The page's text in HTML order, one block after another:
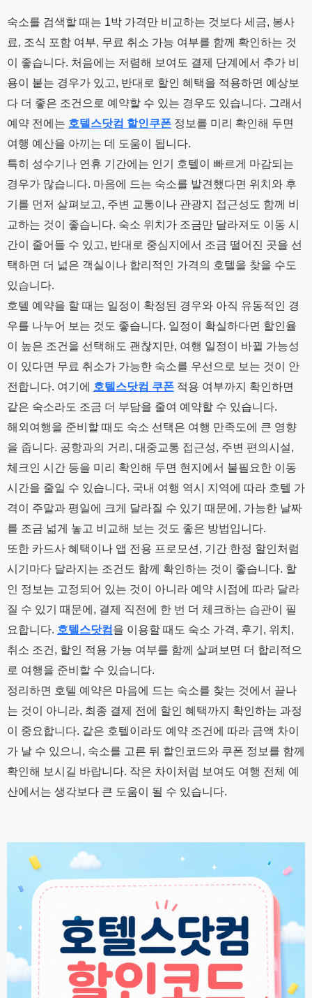
숙소를 검색할 때는 1박 가격만 비교하는 것보다 세금, 봉사
료, 조식 포함 여부, 무료 취소 가능 여부를 함께 확인하는 것
이 좋습니다. 처음에는 저렴해 보여도 결제 단계에서 추가 비
용이 붙는 경우가 있고, 반대로 할인 혜택을 적용하면 예상보
다 더 좋은 조건으로 예약할 수 있는 경우도 있습니다. 그래서
예약 전에는 호텔스닷컴 할인쿠폰 정보를 미리 확인해 두면
여행 예산을 아끼는 데 도움이 됩니다.
특히 성수기나 연휴 기간에는 인기 호텔이 빠르게 마감되는
경우가 많습니다. 마음에 드는 숙소를 발견했다면 위치와 후
기를 먼저 살펴보고, 주변 교통이나 관광지 접근성도 함께 비
교하는 것이 좋습니다. 숙소 위치가 조금만 달라져도 이동 시
간이 줄어들 수 있고, 반대로 중심지에서 조금 떨어진 곳을 선
택하면 더 넓은 객실이나 합리적인 가격의 호텔을 찾을 수도
있습니다.
호텔 예약을 할 때는 일정이 확정된 경우와 아직 유동적인 경
우를 나누어 보는 것도 좋습니다. 일정이 확실하다면 할인율
이 높은 조건을 선택해도 괜찮지만, 여행 일정이 바뀔 가능성
이 있다면 무료 취소가 가능한 숙소를 우선으로 보는 것이 안
전합니다. 여기에 호텔스닷컴 쿠폰 적용 여부까지 확인하면
같은 숙소라도 조금 더 부담을 줄여 예약할 수 있습니다.
해외여행을 준비할 때도 숙소 선택은 여행 만족도에 큰 영향
을 줍니다. 공항과의 거리, 대중교통 접근성, 주변 편의시설,
체크인 시간 등을 미리 확인해 두면 현지에서 불필요한 이동
시간을 줄일 수 있습니다. 국내 여행 역시 지역에 따라 호텔 가
격이 주말과 평일에 크게 달라질 수 있기 때문에, 가능한 날짜
를 조금 넓게 놓고 비교해 보는 것도 좋은 방법입니다.
또한 카드사 혜택이나 앱 전용 프로모션, 기간 한정 할인처럼
시기마다 달라지는 조건도 함께 확인하는 것이 좋습니다. 할
인 정보는 고정되어 있는 것이 아니라 예약 시점에 따라 달라
질 수 있기 때문에, 결제 직전에 한 번 더 체크하는 습관이 필
요합니다. 호텔스닷컴 을 이용할 때도 숙소 가격, 후기, 위치,
취소 조건, 할인 적용 가능 여부를 함께 살펴보면 더 합리적으
로 여행을 준비할 수 있습니다.
정리하면 호텔 예약은 마음에 드는 숙소를 찾는 것에서 끝나
는 것이 아니라, 최종 결제 전에 할인 혜택까지 확인하는 과정
이 중요합니다. 같은 호텔이라도 예약 조건에 따라 금액 차이
가 날 수 있으니, 숙소를 고른 뒤 할인코드와 쿠폰 정보를 함께
확인해 보시길 바랍니다. 작은 차이처럼 보여도 여행 전체 예
산에서는 생각보다 큰 도움이 될 수 있습니다.